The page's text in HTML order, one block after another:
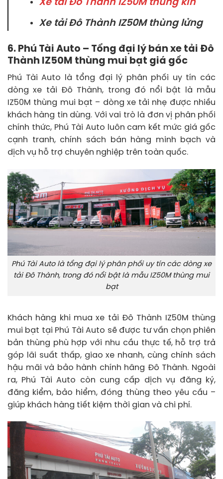
Xe tải Đô Thành IZ50M thùng kín
Xe tải Đô Thành IZ50M thùng lửng
6. Phú Tài Auto – Tổng đại lý bán xe tải Đô
Thành IZ50M thùng mui bạt giá gốc
Phú Tài Auto là tổng đại lý phân phối uy tín các
dòng xe tải Đô Thành, trong đó nổi bật là mẫu
IZ50M thùng mui bạt – dòng xe tải nhẹ được nhiều
khách hàng tin dùng. Với vai trò là đơn vị phân phối
chính thức, Phú Tài Auto luôn cam kết mức giá gốc
cạnh tranh, chính sách bán hàng minh bạch và
dịch vụ hỗ trợ chuyên nghiệp trên toàn quốc.
Phú Tài Auto là tổng đại lý phân phối uy tín các dòng xe
tải Đô Thành, trong đó nổi bật là mẫu IZ50M thùng mui
bạt
Khách hàng khi mua xe tải Đô Thành IZ50M thùng
mui bạt tại Phú Tài Auto sẽ được tư vấn chọn phiên
bản thùng phù hợp với nhu cầu thực tế, hỗ trợ trả
góp lãi suất thấp, giao xe nhanh, cùng chính sách
hậu mãi và bảo hành chính hãng Đô Thành. Ngoài
ra, Phú Tài Auto còn cung cấp dịch vụ đăng ký,
đăng kiểm, bảo hiểm, đóng thùng theo yêu cầu –
giúp khách hàng tiết kiệm thời gian và chi phí.